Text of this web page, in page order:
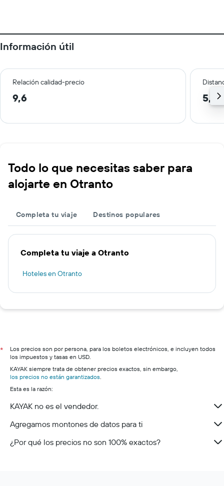
Información útil
Relación calidad-precio
9,6 5,2
Todo lo que necesitas saber para
alojarte en Otranto
Completa tu viaje Destinos populares
Completa tu viaje a Otranto
Hoteles en Otranto
*
Los precios son por persona, para los boletos electrónicos, e incluyen todos
los impuestos y tasas en USD.
KAYAK siempre trata de obtener precios exactos, sin embargo,
los precios no están garantizados.
Esta es la razón:
KAYAK no es el vendedor.
Agregamos montones de datos para ti
¿Por qué los precios no son 100% exactos?